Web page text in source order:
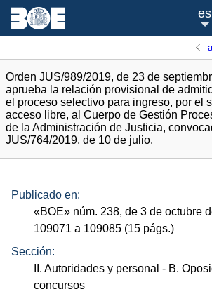
es
Orden JUS/989/2019, de 23 de
aprueba la relación provisional de
el proceso selectivo para ingreso, por el
acceso libre, al Cuerpo de Gestión
de la Administración de Justicia,
JUS/764/2019, de 10 de julio.
Publicado en:
«BOE» núm. 238, de 3 de octubre
109071 a 109085 (15 págs.)
Sección:
II. Autoridades y personal - B.
concursos